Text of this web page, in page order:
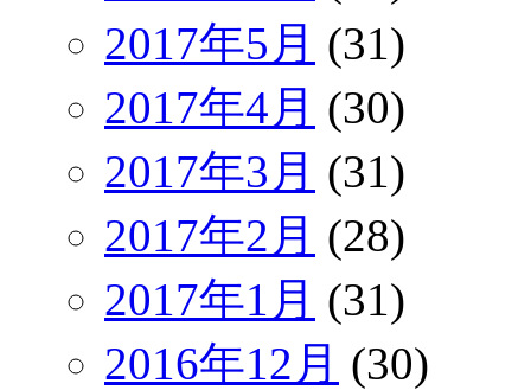
2017年5月 (31)
2017年4月 (30)
2017年3月 (31)
2017年2月 (28)
2017年1月 (31)
2016年12月 (30)